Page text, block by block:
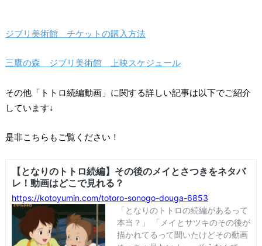
ジブリ美術館 チケットの購入方法
三鷹の森 ジブリ美術館 上映スケジュール
その他「トトロ続編動画」に関する詳しい記事は以下でご紹介
しています↓
是非こちらもご覧ください！